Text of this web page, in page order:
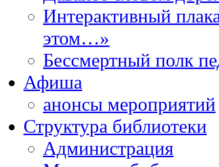
Интерактивный
этом…»
Бессмертный полк
Афиша
анонсы мероприятий
Структура библиотеки
Администрация